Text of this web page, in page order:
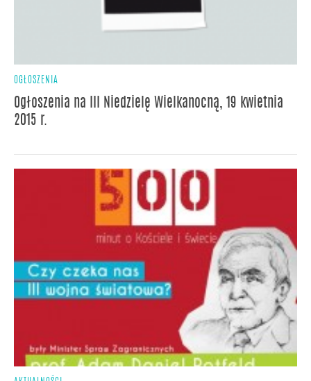
OGŁOSZENIA
Ogłoszenia na III Niedzielę Wielkanocną, 19 kwietnia
2015 r.